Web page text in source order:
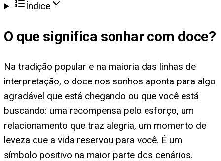
Índice
O que significa sonhar com doce?
Na tradição popular e na maioria das linhas de
interpretação, o doce nos sonhos aponta para algo
agradável que está chegando ou que você está
buscando: uma recompensa pelo esforço, um
relacionamento que traz alegria, um momento de
leveza que a vida reservou para você. É um
símbolo positivo na maior parte dos cenários.